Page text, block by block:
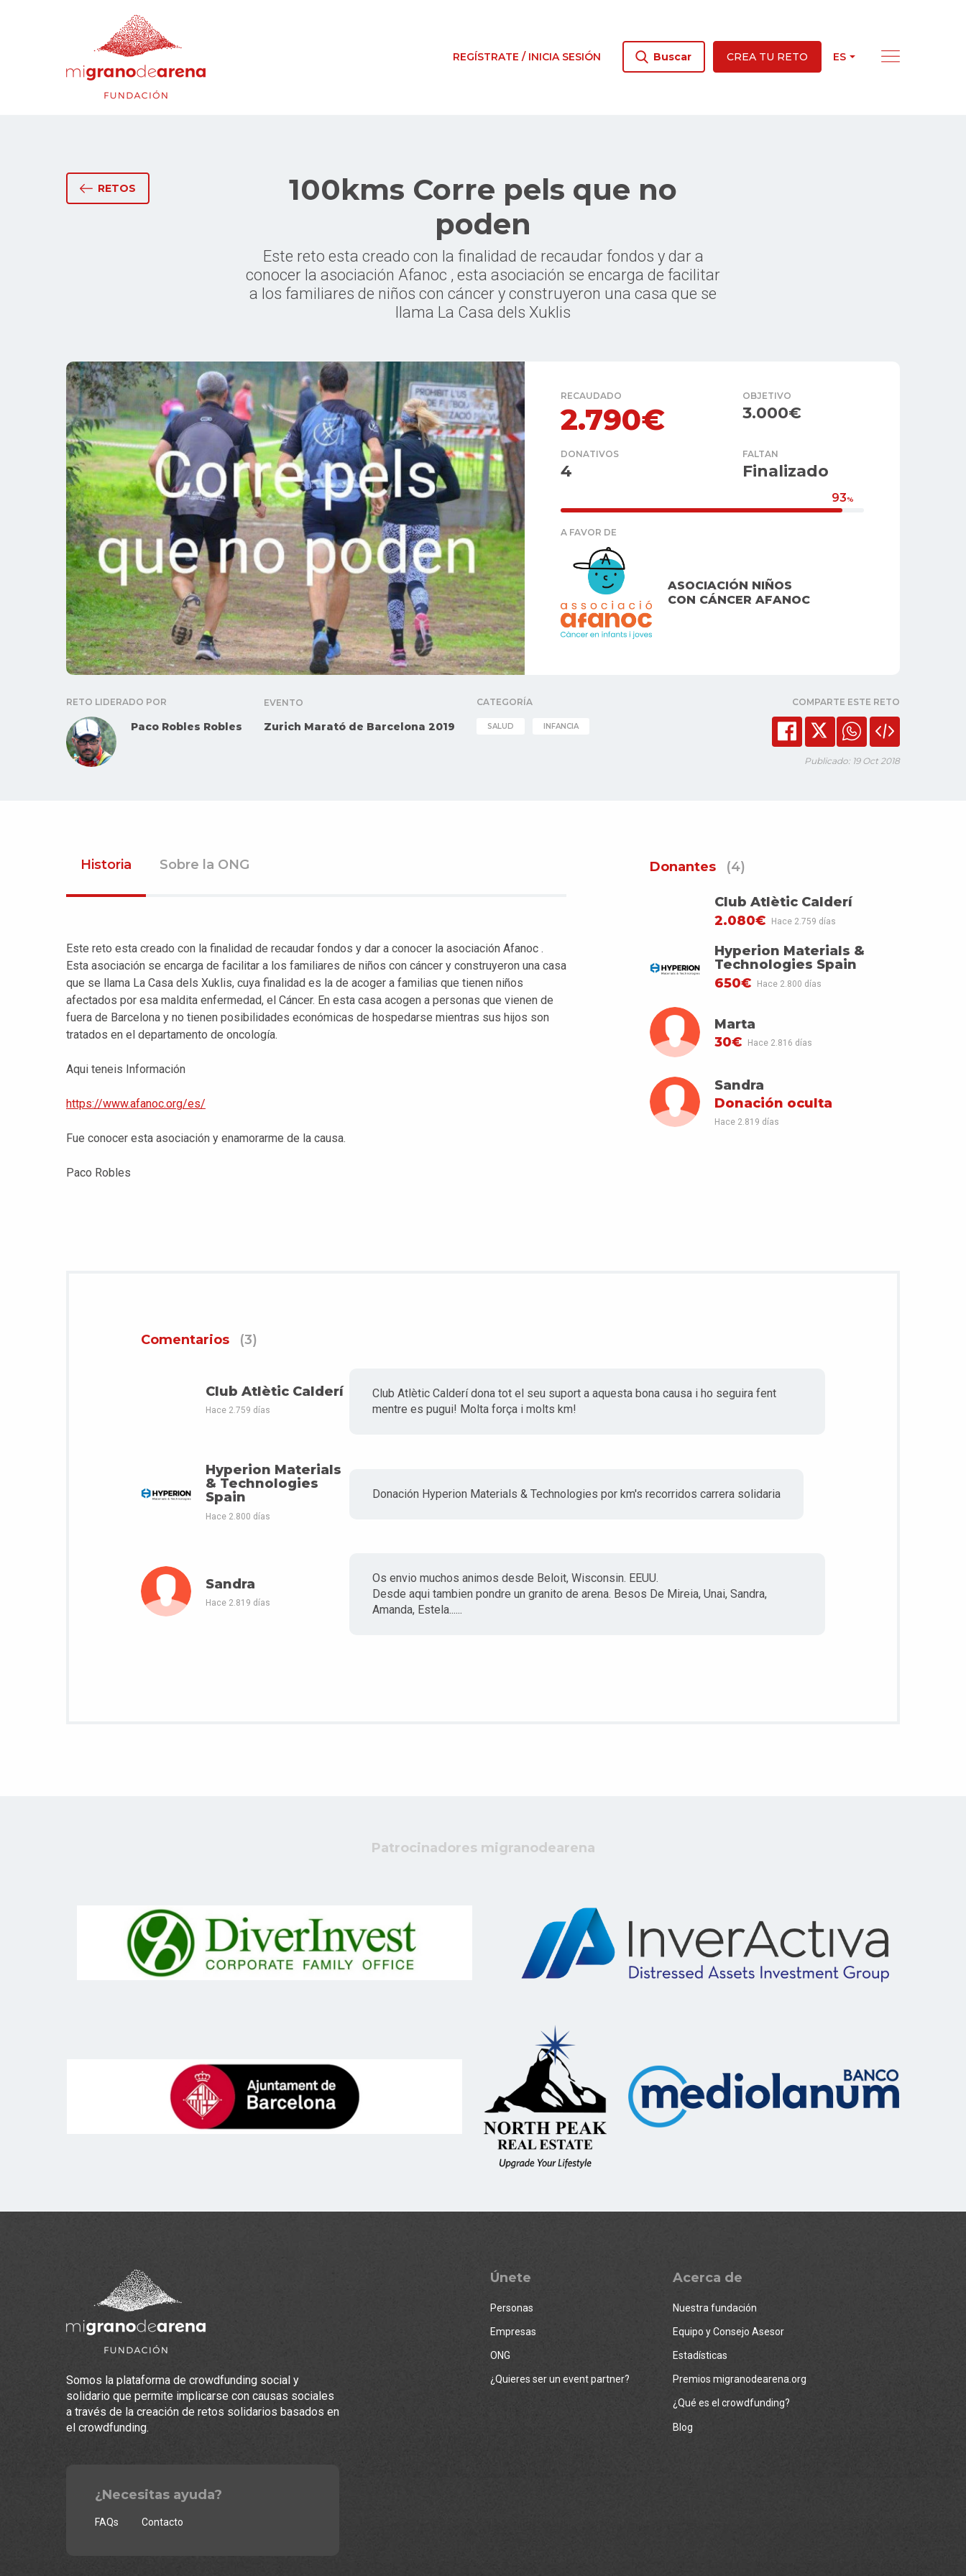
REGÍSTRATE / INICIA SESIÓN Buscar CREA TU RETO ES
RETOS
100kms Corre pels que no
poden
Este reto esta creado con la finalidad de recaudar fondos y dar a
conocer la asociación Afanoc , esta asociación se encarga de facilitar
a los familiares de niños con cáncer y construyeron una casa que se
llama La Casa dels Xuklis
RECAUDADO
2.790€
OBJETIVO
3.000€
DONATIVOS
4
FALTAN
Finalizado
93%
A FAVOR DE
ASOCIACIÓN NIÑOS
CON CÁNCER AFANOC
RETO LIDERADO POR
Paco Robles Robles
EVENTO
Zurich Marató de Barcelona 2019
CATEGORÍA
SALUD INFANCIA
COMPARTE ESTE RETO
Publicado: 19 Oct 2018
Historia Sobre la ONG
Este reto esta creado con la finalidad de recaudar fondos y dar a conocer la asociación Afanoc .
Esta asociación se encarga de facilitar a los familiares de niños con cáncer y construyeron una casa
que se llama La Casa dels Xuklis, cuya finalidad es la de acoger a familias que tienen niños
afectados por esa maldita enfermedad, el Cáncer. En esta casa acogen a personas que vienen de
fuera de Barcelona y no tienen posibilidades económicas de hospedarse mientras sus hijos son
tratados en el departamento de oncología.
Aqui teneis Información
https://www.afanoc.org/es/
Fue conocer esta asociación y enamorarme de la causa.
Paco Robles
Donantes (4)
Club Atlètic Calderí
2.080€
Hace 2.759 días
Hyperion Materials &
Technologies Spain
650€
Hace 2.800 días
Marta
30€
Hace 2.816 días
Sandra
Donación oculta
Hace 2.819 días
Comentarios (3)
Club Atlètic Calderí
Hace 2.759 días
Club Atlètic Calderí dona tot el seu suport a aquesta bona causa i ho seguira fent
mentre es pugui! Molta força i molts km!
Hyperion Materials
& Technologies
Spain
Hace 2.800 días
Donación Hyperion Materials & Technologies por km's recorridos carrera solidaria
Sandra
Hace 2.819 días
Os envio muchos animos desde Beloit, Wisconsin. EEUU.
Desde aqui tambien pondre un granito de arena. Besos De Mireia, Unai, Sandra,
Amanda, Estela......
Patrocinadores migranodearena
Somos la plataforma de crowdfunding social y
solidario que permite implicarse con causas sociales
a través de la creación de retos solidarios basados en
el crowdfunding.
¿Necesitas ayuda?
FAQs Contacto
Únete
Personas
Empresas
ONG
¿Quieres ser un event partner?
Acerca de
Nuestra fundación
Equipo y Consejo Asesor
Estadísticas
Premios migranodearena.org
¿Qué es el crowdfunding?
Blog